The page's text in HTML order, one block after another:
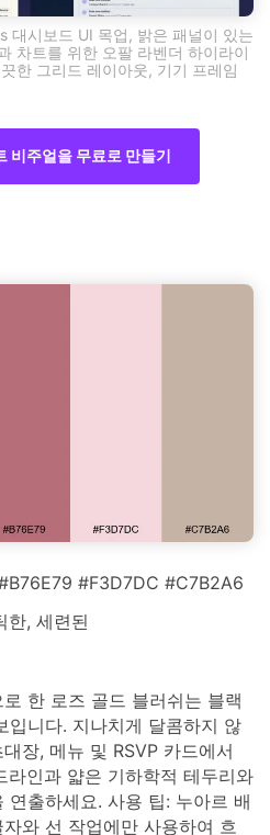
대시보드 UI 목업, 밝은 패널이 있는
차트를 위한 오팔 라벤더 하이라이
한 그리드 레이아웃, 기기 프레임
비주얼을 무료로 만들기
#F3D7DC #C7B2A6
한, 세련된
한 로즈 골드 블러쉬는 블랙
입니다. 지나치게 달콤하지 않
장, 메뉴 및 RSVP 카드에서
라인과 얇은 기하학적 테두리와
연출하세요. 사용 팁: 누아르 배
와 선 작업에만 사용하여 흐